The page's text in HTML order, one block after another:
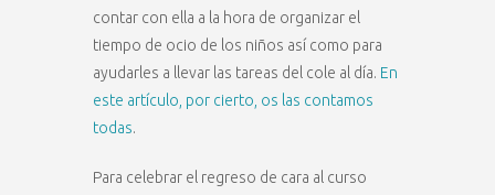
contar con ella a la hora de organizar el
tiempo de ocio de los niños así como para
ayudarles a llevar las tareas del cole al día. En
este artículo, por cierto, os las contamos
todas.
Para celebrar el regreso de cara al curso